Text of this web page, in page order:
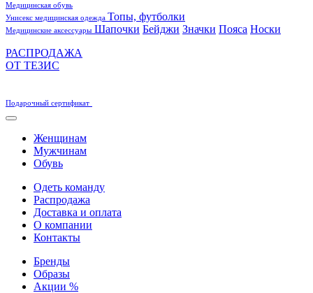
Медицинская обувь
Унисекс медицинская одежда Топы, футболки
Медицинские аксессуары Шапочки Бейджи Значки Пояса Носки
РАСПРОДАЖА
ОТ ТЕЗИС
Подарочный сертификат
Женщинам
Мужчинам
Обувь
Одеть команду
Распродажа
Доставка и оплата
О компании
Контакты
Бренды
Образы
Акции %